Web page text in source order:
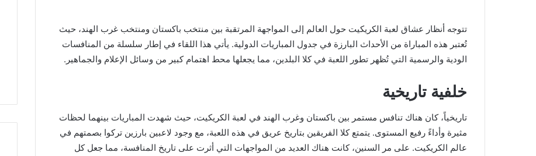
تتوجه أنظار عشاق لعبة الكريكيت حول العالم إلى المواجهة المرتقبة بين منتخب باكستان ومنتخب غرب الهند، حيث
تُعتبر هذه المباراة من الأحداث البارزة في جدول المباريات الدولية. يأتي هذا اللقاء في إطار سلسلة من المنافسات
الودية والرسمية التي تُظهر تطور اللعبة في كلا البلدين، مما يجعلها محط اهتمام كبير من وسائل الإعلام والجماهير.
خلفية تاريخية
تاريخياً، كان هناك تنافس مستمر بين باكستان وغرب الهند في لعبة الكريكيت، حيث شهدت المباريات بينهما لحظات
مثيرة وأداءً رفيع المستوى. يتمتع كلا الفريقين بتاريخ عريق في هذه اللعبة، مع وجود لاعبين بارزين تركوا بصمتهم في
عالم الكريكيت. على مر السنين، كانت هناك العديد من المواجهات التي أثرت على تاريخ المنافسة، مما جعل كل